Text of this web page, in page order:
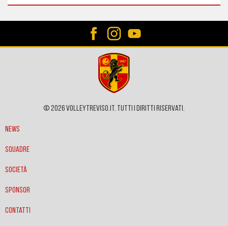
© 2026 VOLLEYTREVISO.IT. Tutti i diritti riservati.
News
Squadre
Società
Sponsor
Contatti